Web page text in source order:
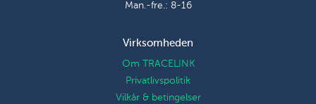
Man.-fre.: 8-16
Virksomheden
Om TRACELINK
Privatlivspolitik
Vilkår & betingelser